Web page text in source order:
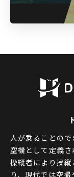
人が乗ることの
空機として定義さ
操縦者により操
り、現代では空